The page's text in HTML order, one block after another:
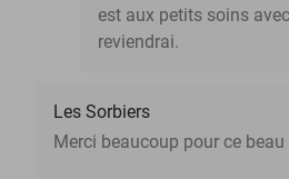
est aux petits soins
reviendrai.
Les Sorbiers
Merci beaucoup pour ce